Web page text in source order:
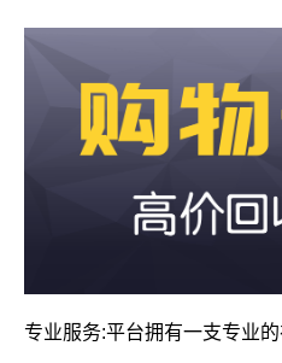
专业服务:平台拥有一支专业